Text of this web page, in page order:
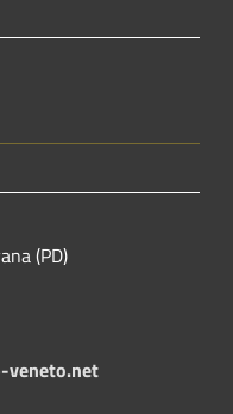
(PD)
veneto.net